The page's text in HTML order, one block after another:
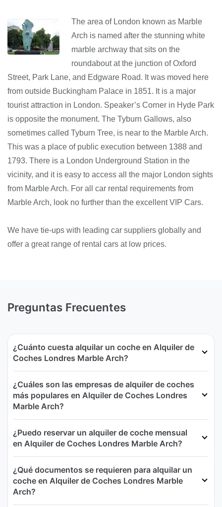
The area of London known as Marble
Arch is named after the stunning white
marble archway that sits on the
roundabout at the junction of Oxford
Street, Park Lane, and Edgware Road. It was moved here
from outside Buckingham Palace in 1851. It is a major
tourist attraction in London. Speaker’s Corner in Hyde Park
is opposite the monument. The Tyburn Gallows, also
sometimes called Tyburn Tree, is near to the Marble Arch.
This was a place of public execution between 1388 and
1793. There is a London Underground Station in the
vicinity, and it is easy to access all the major London sights
from Marble Arch. For all car rental requirements from
Marble Arch, look no further than the excellent VIP Cars.
We have tie-ups with leading car suppliers globally and
offer a great range of rental cars at low prices.
Preguntas Frecuentes
¿Cuánto cuesta alquilar un coche en Alquiler de
Coches Londres Marble Arch?
¿Cuáles son las empresas de alquiler de coches
más populares en Alquiler de Coches Londres
Marble Arch?
¿Puedo reservar un alquiler de coche mensual
en Alquiler de Coches Londres Marble Arch?
¿Qué documentos se requieren para alquilar un
coche en Alquiler de Coches Londres Marble
Arch?